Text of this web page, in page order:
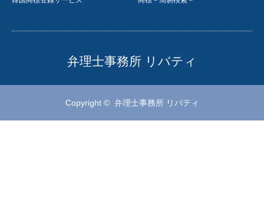
弁理士事務所 リバティ
Copyright © 弁理士事務所 リバティ